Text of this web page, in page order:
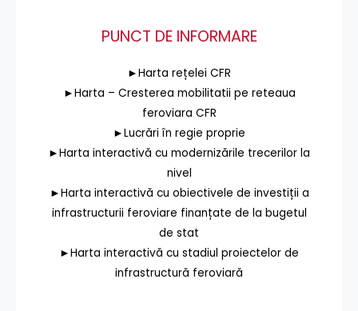
PUNCT DE INFORMARE
►Harta rețelei CFR
►Harta – Cresterea mobilitatii pe reteaua
feroviara CFR
►Lucrări în regie proprie
►Harta interactivă cu modernizările trecerilor la
nivel
►Harta interactivă cu obiectivele de investiții a
infrastructurii feroviare finanțate de la bugetul
de stat
►Harta interactivă cu stadiul proiectelor de
infrastructură feroviară